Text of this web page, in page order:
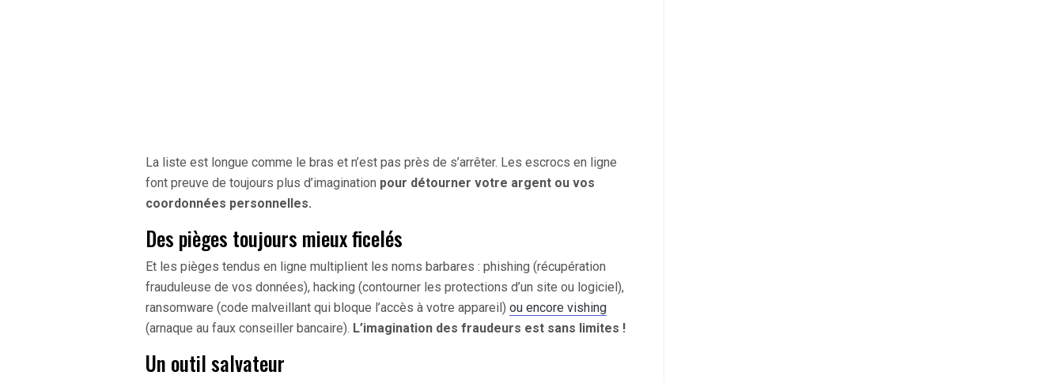
La liste est longue comme le bras et n’est pas près de s’arrêter. Les escrocs en ligne
font preuve de toujours plus d’imagination pour détourner votre argent ou vos
coordonnées personnelles.
Des pièges toujours mieux ficelés
Et les pièges tendus en ligne multiplient les noms barbares : phishing (récupération
frauduleuse de vos données), hacking (contourner les protections d’un site ou logiciel),
ransomware (code malveillant qui bloque l’accès à votre appareil) ou encore vishing
(arnaque au faux conseiller bancaire). L’imagination des fraudeurs est sans limites !
Un outil salvateur